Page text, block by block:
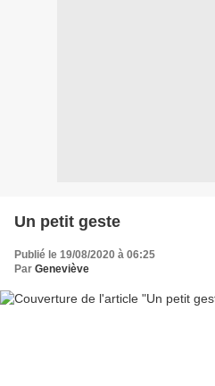
Un petit geste
Publié le 19/08/2020 à 06:25
Par Geneviève